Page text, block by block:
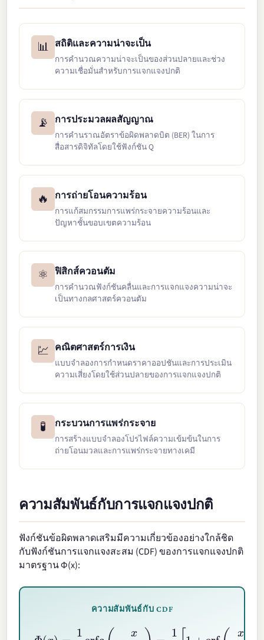
📊 สถิติและความน่าจะเป็น
การคำนวณความน่าจะเป็นของส่วนปลายและช่วง
ความเชื่อมั่นสำหรับการแจกแจงปกติ
📡 การประมวลผลสัญญาณ
การคำนราณอัตราข้อผิดพลาดบิต (BER) ในการ
สื่อสารดิจิทัลโดยใช้ฟังก์ชัน Q
🔥 การถ่ายโอนความร้อน
การแก้สมกรรมการแพร่กระจายความร้อนและ
ปัญหาชั้นขอบเขตความร้อน
⚛️ ฟิสิกส์ควอนตัม
การคำนวณฟังก์ชันคลื่นและการแจกแจงความน่าจะ
เป็นทางกลศาสตร์ควอนตัม
💹 คณิตศาสตร์การเงิน
แบบจำลองการกำหนดราคาออปชันและการประเมิน
ความเสี่ยงโดยใช้ส่วนปลายของการแจกแจงปกติ
🧪 กระบวนการแพร่กระจาย
การสร้างแบบจำลองโปรไฟล์ความเข้มข้นในการ
ถ่ายโอนมวลและการแพร่กระจายทางเคมี
ความสัมพันธ์กับการแจกแจงปกติ
ฟังก์ชันข้อผิดพลาดเสริมมีความเกี่ยวข้องอย่างใกล้ชิด
กับฟังก์ชันการแจกแจงสะสม (CDF) ของการแจกแจงปกติ
มาตรฐาน Φ(x):
ความสัมพันธ์กับ CDF
)= erfc 2) 1 erf(